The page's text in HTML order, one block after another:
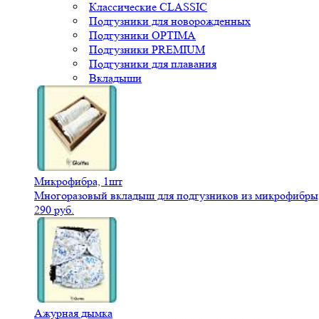
Классические CLASSIC
Подгузники для новорожденных
Подгузники OPTIMA
Подгузники PREMIUM
Подгузники для плавания
Вкладыши
Микрофибра, 1шт
Многоразовый вкладыш для подгузников из
290 руб.
Ажурная дымка